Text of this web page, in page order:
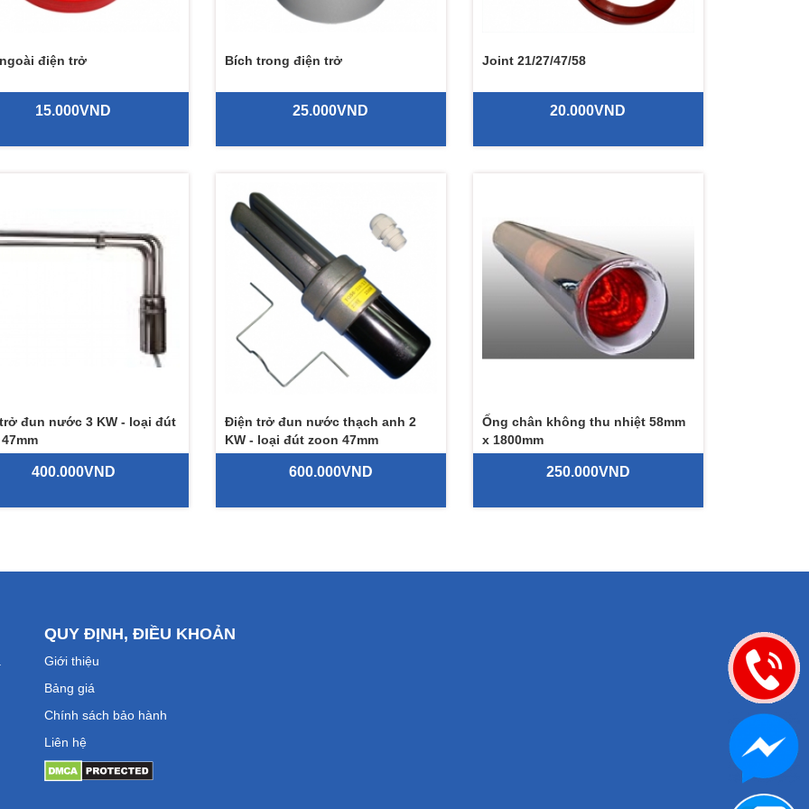
điện trở
15.000VND
Bích trong điện trở
25.000VND
Joint 21/27/47/58
20.000VND
đun nước 3 KW - loại đút
400.000VND
Điện trở đun nước thạch anh 2
KW - loại đút zoon 47mm
600.000VND
Ống chân không thu nhiệt 58mm
x 1800mm
250.000VND
QUY ĐỊNH, ĐIỀU KHOẢN
Giới thiệu
Bảng giá
Chính sách bảo hành
Liên hệ